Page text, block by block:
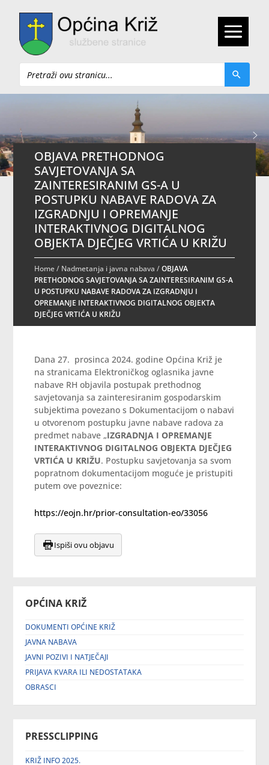
Pretraži
OPĆINA KRIŽ
DOKUMENTI OPĆINE KRIŽ
JAVNA NABAVA
JAVNI POZIVI I NATJEČAJI
PRIJAVA KVARA ILI NEDOSTATAKA
OBRASCI
PRESSCLIPPING
KRIŽ INFO 2025.
OBJAVA PRETHODNOG
SAVJETOVANJA SA
ZAINTERESIRANIM GS-A U
POSTUPKU NABAVE RADOVA ZA
IZGRADNJU I OPREMANJE
INTERAKTIVNOG DIGITALNOG
OBJEKTA DJEČJEG VRTIĆA U KRIŽU
Home/ Nadmetanja i javna nabava /OBJAVA
PRETHODNOG SAVJETOVANJA SA ZAINTERESIRANIM GS-A
U POSTUPKU NABAVE RADOVA ZA IZGRADNJU I
OPREMANJE INTERAKTIVNOG DIGITALNOG OBJEKTA
DJEČJEG VRTIĆA U KRIŽU
Dana 27. prosinca 2024. godine Općina Križ je
na stranicama Elektroničkog oglasnika javne
nabave RH objavila postupak prethodnog
savjetovanja sa zainteresiranim gospodarskim
subjektima povezano s Dokumentacijom o nabavi
u otvorenom postupku javne nabave radova za
predmet nabave „IZGRADNJA I OPREMANJE
INTERAKTIVNOG DIGITALNOG OBJEKTA DJEČJEG
VRTIĆA U KRIŽU. Postupku savjetovanja sa svom
popratnom dokumentacijom moguće je pristupiti
putem ove poveznice:
https://eojn.hr/prior-consultation-eo/33056
Ispiši ovu objavu